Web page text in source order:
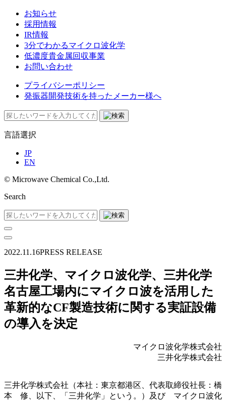
お知らせ
採用情報
IR情報
3分でわかるマイクロ波化学
低濃度貴金属回収事業​
お問い合わせ
プライバシーポリシー
発振器開発技術を持ったメーカー様へ
言語選択
JP
EN
©︎ Microwave Chemical Co.,Ltd.
Search
2022.11.16PRESS RELEASE
三井化学、マイクロ波化学、三井化学
名古屋工場内にマイクロ波を活用した
革新的なCF製造技術に関する実証設備
の導入を決定
マイクロ波化学株式会社
三井化学株式会社
三井化学株式会社（本社：東京都港区、代表取締役社長：橋
本 修、以下、「三井化学」という。）及び マイクロ波化